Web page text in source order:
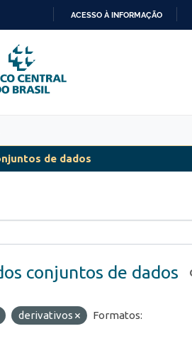
PARA
O
CONTEÚDO
ACESSO À INFORMAÇÃO
de dados
conjuntos de dados
derivativos
Formatos: